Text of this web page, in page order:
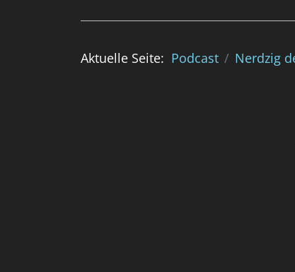
Aktuelle Seite: Podcast Nerdzig